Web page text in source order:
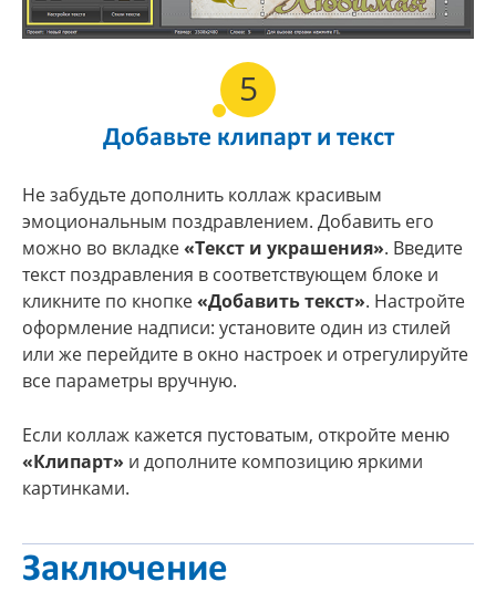
5
Добавьте клипарт и текст
Не забудьте дополнить коллаж красивым
эмоциональным поздравлением. Добавить его
можно во вкладке«Текст и украшения». Введите
текст поздравления в соответствующем блоке и
кликните по кнопке«Добавить текст». Настройте
оформление надписи: установите один из стилей
или же перейдите в окно настроек и отрегулируйте
все параметры вручную.
Если коллаж кажется пустоватым, откройте меню
«Клипарт» и дополните композицию яркими
картинками.
Заключение